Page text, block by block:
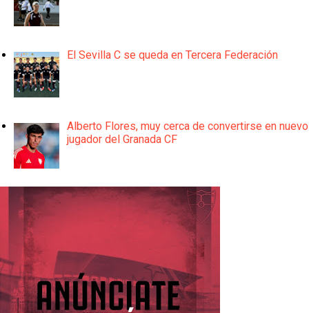
El Sevilla C se queda en Tercera Federación
Alberto Flores, muy cerca de convertirse en nuevo
jugador del Granada CF